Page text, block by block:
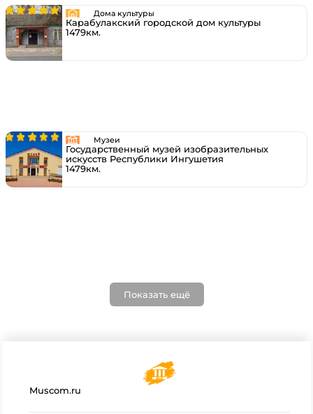
Дома культуры
Карабулакский городской дом культуры
1479км.
Музеи
Государственный музей изобразительных
искусств Республики Ингушетия
1479км.
Показать ещё
Muscom.ru